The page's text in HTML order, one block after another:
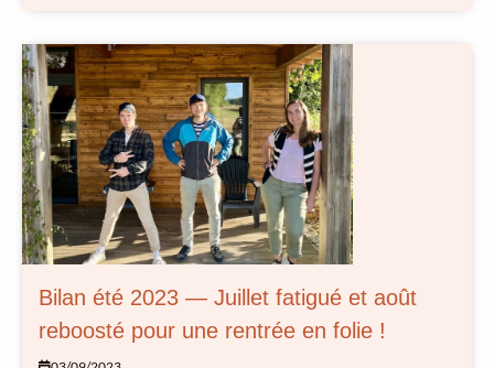
Bilan été 2023 — Juillet fatigué et août
reboosté pour une rentrée en folie !